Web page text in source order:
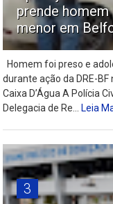
prende homem
menor em
Homem foi preso e
durante ação da DRE-
Caixa D’Água A Polícia
Delegacia de Re...Leia
3